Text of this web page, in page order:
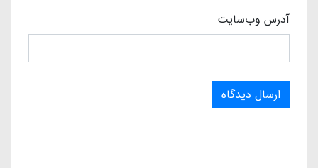
آدرس وب‌سایت
ارسال دیدگاه